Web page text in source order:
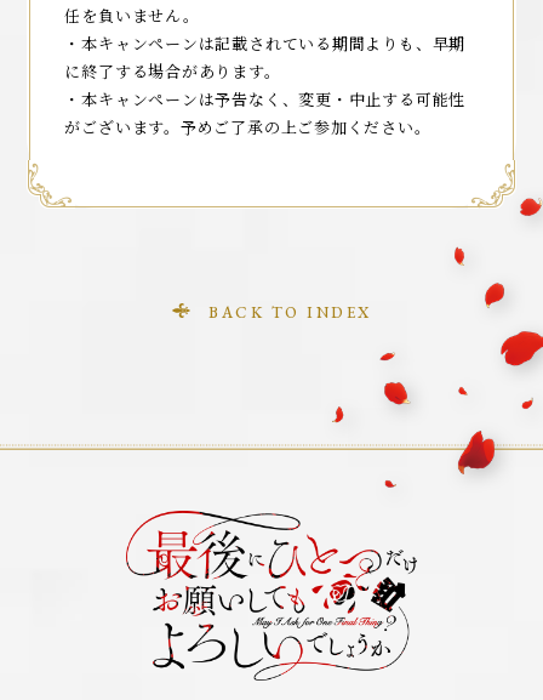
任を負いません。
・本キャンペーンは記載されている期間よりも、早期
に終了する場合があります。
・本キャンペーンは予告なく、変更・中止する可能性
がございます。予めご了承の上ご参加ください。
BACK TO INDEX